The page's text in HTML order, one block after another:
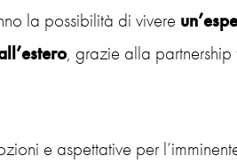
la possibilità di vivere
, grazie alla
e aspettative per